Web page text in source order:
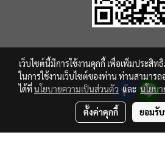
เว็บไซต์นี้มีการใช้งานคุกกี้ เพื่อเพิ่มประสิ
ในการใช้งานเว็บไซต์ของท่าน ท่านสามาร
ได้ที่นโยบายความเป็นส่วนตัว และนโยบ
ตั้งค่าคุกกี้ ยอมรั